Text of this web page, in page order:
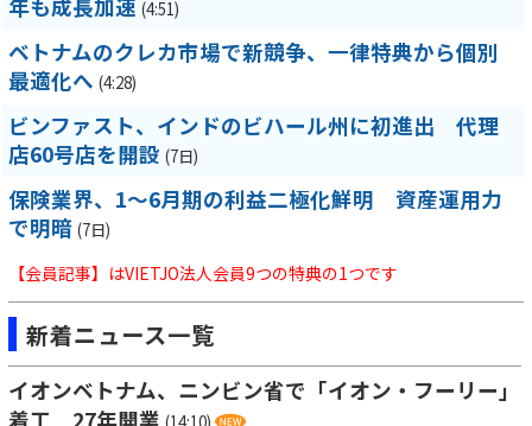
年も成長加速 (4:51)
ベトナムのクレカ市場で新競争、一律特典から個別
最適化へ (4:28)
ビンファスト、インドのビハール州に初進出 代理
店60号店を開設 (7日)
保険業界、1～6月期の利益二極化鮮明 資産運用力
で明暗 (7日)
【会員記事】はVIETJO法人会員9つの特典の1つです
新着ニュース一覧
イオンベトナム、ニンビン省で「イオン・フーリー」
着工 27年開業